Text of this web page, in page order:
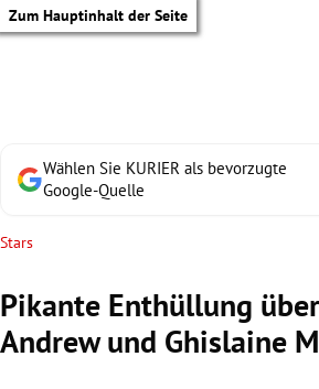
Zum Hauptinhalt der Seite
Wählen Sie KURIER als bevorzugte
Google-Quelle
Stars
Pikante Enthüllung
Andrew und Ghislaine